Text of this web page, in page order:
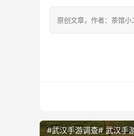
原创文章，作者：茶馆
#武汉手游调查# 武汉手